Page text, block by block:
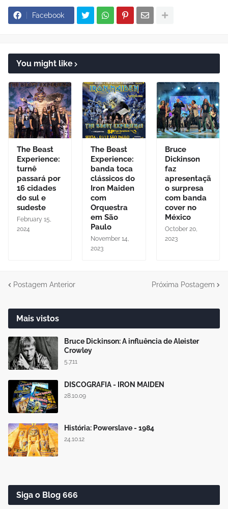
Facebook
You might like
The Beast
Experience:
turnê
passará por
16 cidades
do sul e
sudeste
February 15,
2024
The Beast
Experience:
banda toca
clássicos do
Iron Maiden
com
Orquestra
em São
Paulo
November 14,
2023
Bruce
Dickinson
faz
apresentaçã
o surpresa
com banda
cover no
México
October 20,
2023
Postagem Anterior Próxima Postagem
Mais vistos
Bruce Dickinson: A influência de Aleister
Crowley
5.7.11
DISCOGRAFIA - IRON MAIDEN
28.10.09
História: Powerslave - 1984
24.10.12
Siga o Blog 666